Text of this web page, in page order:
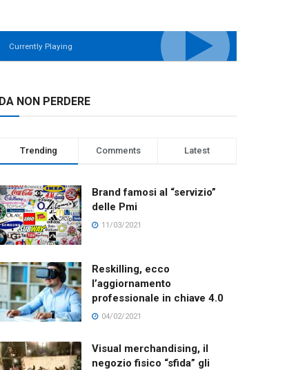
Currently Playing
DA NON PERDERE
Trending Comments Latest
Brand famosi al “servizio”
delle Pmi
11/03/2021
Reskilling, ecco
l’aggiornamento
professionale in chiave 4.0
04/02/2021
Visual merchandising, il
negozio fisico “sfida” gli